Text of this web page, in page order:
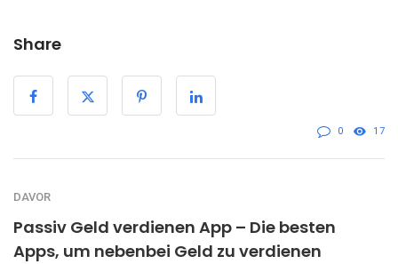
Share
0 17
DAVOR
Passiv Geld verdienen App – Die besten
Apps, um nebenbei Geld zu verdienen